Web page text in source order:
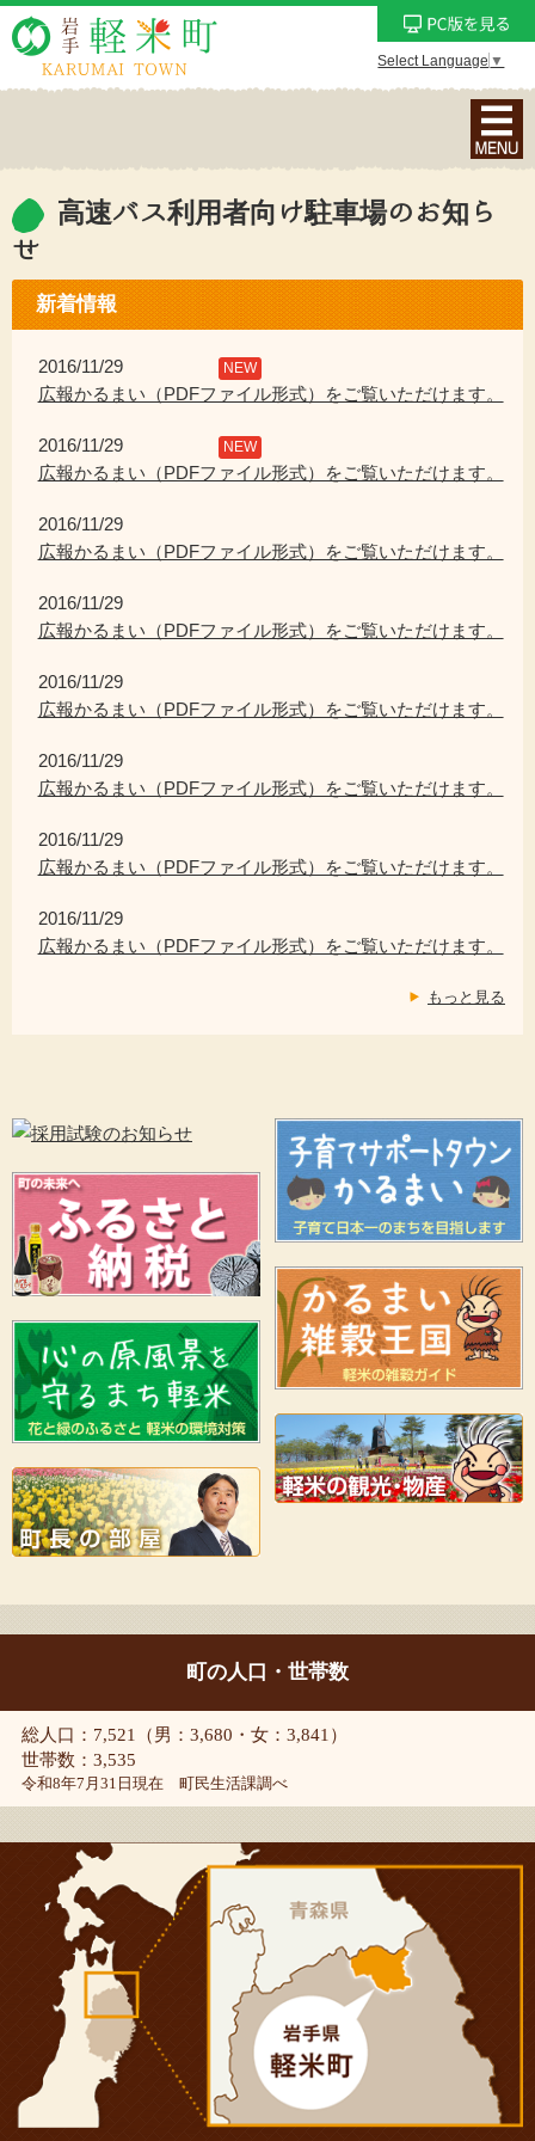
Select Language ▼
ナ
ビ
ー
ン
メ
表
高速バス利用者向け駐車場のお知ら
せ
新着情報
2016/11/29 NEW
広報かるまい（PDFファイル形式）をご覧いただけます。
2016/11/29 NEW
広報かるまい（PDFファイル形式）をご覧いただけます。
2016/11/29
広報かるまい（PDFファイル形式）をご覧いただけます。
2016/11/29
広報かるまい（PDFファイル形式）をご覧いただけます。
2016/11/29
広報かるまい（PDFファイル形式）をご覧いただけます。
2016/11/29
広報かるまい（PDFファイル形式）をご覧いただけます。
2016/11/29
広報かるまい（PDFファイル形式）をご覧いただけます。
2016/11/29
広報かるまい（PDFファイル形式）をご覧いただけます。
もっと見る
町の人口・世帯数
総人口：7,521（男：3,680・女：3,841）
世帯数：3,535
令和8年7月31日現在 町民生活課調べ